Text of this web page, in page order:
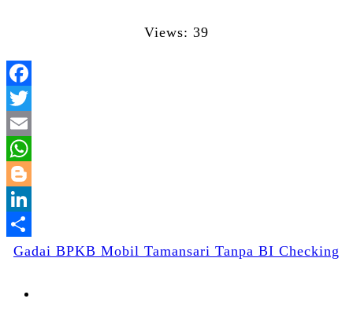
Views: 39
Share
Gadai BPKB Mobil Tamansari Tanpa BI Checking